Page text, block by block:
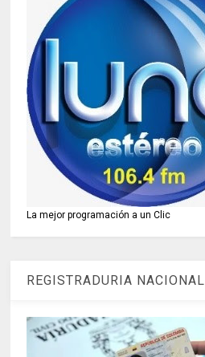
La mejor programación a un Clic
REGISTRADURIA NACIONAL